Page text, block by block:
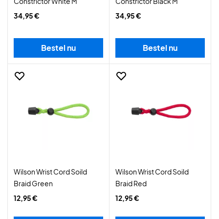
34,95 €
Bestel nu
34,95 €
Bestel nu
Wilson Wrist Cord Soild
Braid Green
12,95 €
Wilson Wrist Cord Soild
Braid Red
12,95 €